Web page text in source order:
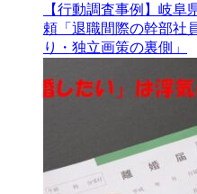
【行動調査事例】岐阜
頼「退職間際の幹部社
り・独立画策の裏側」